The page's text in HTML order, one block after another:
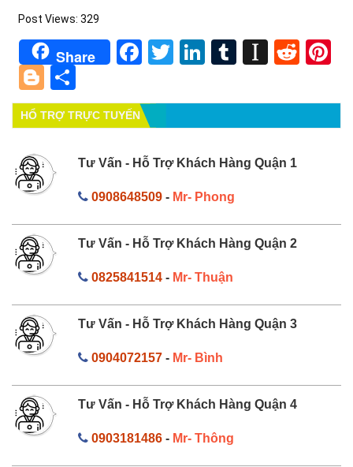
Post Views: 329
Share Facebook
TwitterLinkedIn
Tumblr
Blogger
HỔ TRỢ TRỰC TUYẾN
Tư Vấn - Hỗ Trợ Khách Hàng Quận 1
0908648509- Mr- Phong
Tư Vấn - Hỗ Trợ Khách Hàng Quận 2
0825841514- Mr- Thuận
Tư Vấn - Hỗ Trợ Khách Hàng Quận 3
0904072157- Mr- Bình
Tư Vấn - Hỗ Trợ Khách Hàng Quận 4
0903181486- Mr- Thông